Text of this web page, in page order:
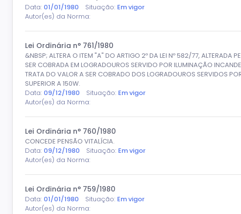
Data: 01/01/1980 Situação: Em vigor
Autor(es) da Norma:
Lei Ordinária n° 761/1980
&NBSP; ALTERA O ITEM "A" DO ARTIGO 2º DA LEI Nº 582/77, ALTERADA
SER COBRADA EM LOGRADOUROS SERVIDO POR ILUMINAÇÃO
TRATA DO VALOR A SER COBRADO DOS LOGRADOUROS SERVIDOS
SUPERIOR A 150W.
Data: 09/12/1980 Situação: Em vigor
Autor(es) da Norma:
Lei Ordinária n° 760/1980
CONCEDE PENSÃO VITALÍCIA.
Data: 09/12/1980 Situação: Em vigor
Autor(es) da Norma:
Lei Ordinária n° 759/1980
Data: 01/01/1980 Situação: Em vigor
Autor(es) da Norma: